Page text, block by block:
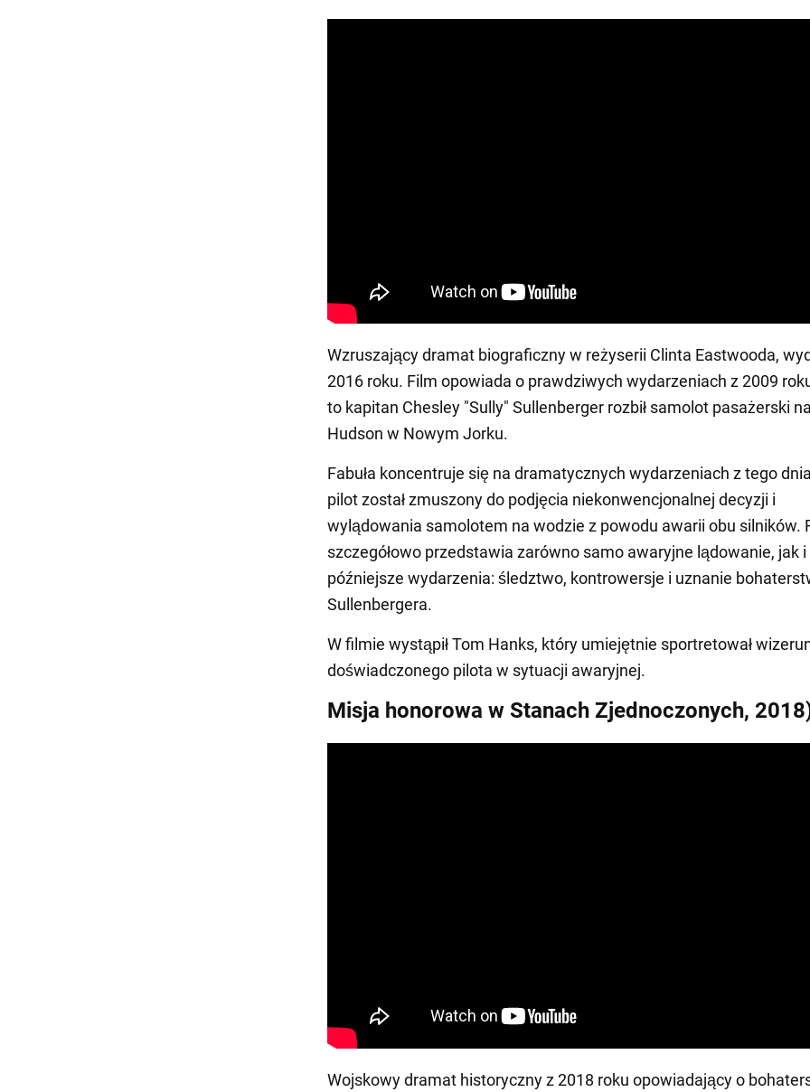
Wzruszający dramat biograficzny w reżyserii Clinta Eastwooda,
2016 roku. Film opowiada o prawdziwych wydarzeniach z 2009
to kapitan Chesley "Sully" Sullenberger rozbił samolot pasażerski
Hudson w Nowym Jorku.
Fabuła koncentruje się na dramatycznych wydarzeniach z tego
pilot został zmuszony do podjęcia niekonwencjonalnej decyzji i
wylądowania samolotem na wodzie z powodu awarii obu silników.
szczegółowo przedstawia zarówno samo awaryjne lądowanie, jak i
późniejsze wydarzenia: śledztwo, kontrowersje i uznanie
Sullenbergera.
W filmie wystąpił Tom Hanks, który umiejętnie sportretował
doświadczonego pilota w sytuacji awaryjnej.
Misja honorowa w Stanach Zjednoczonych,
Wojskowy dramat historyczny z 2018 roku opowiadający o